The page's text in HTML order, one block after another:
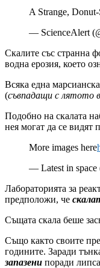
A Strange,
— ScienceAlert
Скалите със странна
водна ерозия, което
Всяка една
(съвпадащи с лятото
Подобно на скалата
нея могат да се видят
More images here
— Latest in space
Лабораторията за
предположи, че
Същата скала беше
Също както своите
годините. Заради
запазени поради